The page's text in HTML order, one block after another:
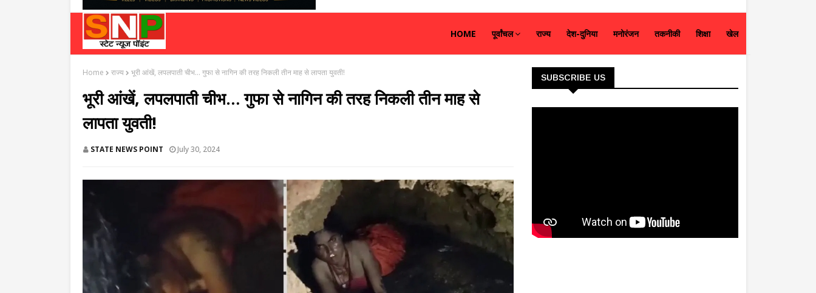
HOME पूर्वांचल राज्य देश-दुनिया मनोरंजन तकनीकी शिक्षा खेल
Home राज्य भूरी आंखें, लपलपाती चीभ… गुफा से नागिन की तरह निकली तीन माह से लापता युवती!
भूरी आंखें, लपलपाती चीभ… गुफा से नागिन की तरह निकली तीन माह से
लापता युवती!
STATE NEWS POINT July 30, 2024
SUBSCRIBE US